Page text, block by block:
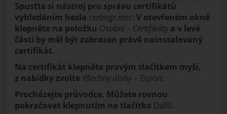
Spusťte si nástroj pro správu certifikátů
vyhledáním hesla certmgr.msc. V otevřeném okně
klepněte na položku Osobní – Certifikáty a v levé
části by měl být zobrazen právě nainstalovaný
certifikát.
Na certifikát klepněte pravým tlačítkem myši,
z nabídky zvolte Všechny úlohy – Export.
Procházejte průvodce. Můžete rovnou
pokračovat klepnutím na tlačítko Další.